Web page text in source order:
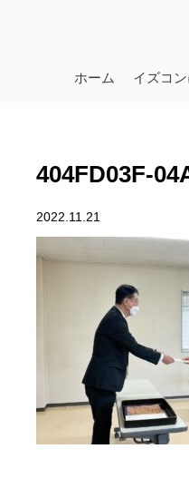
ホーム イズコ
404FD03F-
2022.11.21